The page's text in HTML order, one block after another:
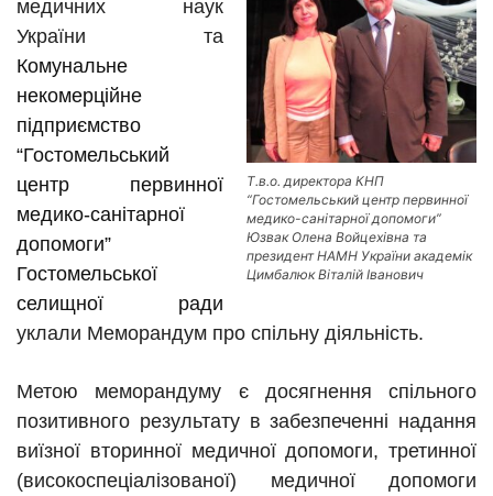
Т.в.о. директора КНП
“Гостомельський центр первинної
медико-санітарної допомоги”
Юзвак Олена Войцехівна та
президент НАМН України академік
Цимбалюк Віталій Іванович
медичних наук
України та
Комунальне
некомерційне
підприємство
“Гостомельський
центр первинної
медико-санітарної
допомоги”
Гостомельської
селищної ради
уклали Меморандум про спільну діяльність.
Метою меморандуму є досягнення спільного
позитивного результату в забезпеченні надання
виїзної вторинної медичної допомоги, третинної
(високоспеціалізованої) медичної допомоги